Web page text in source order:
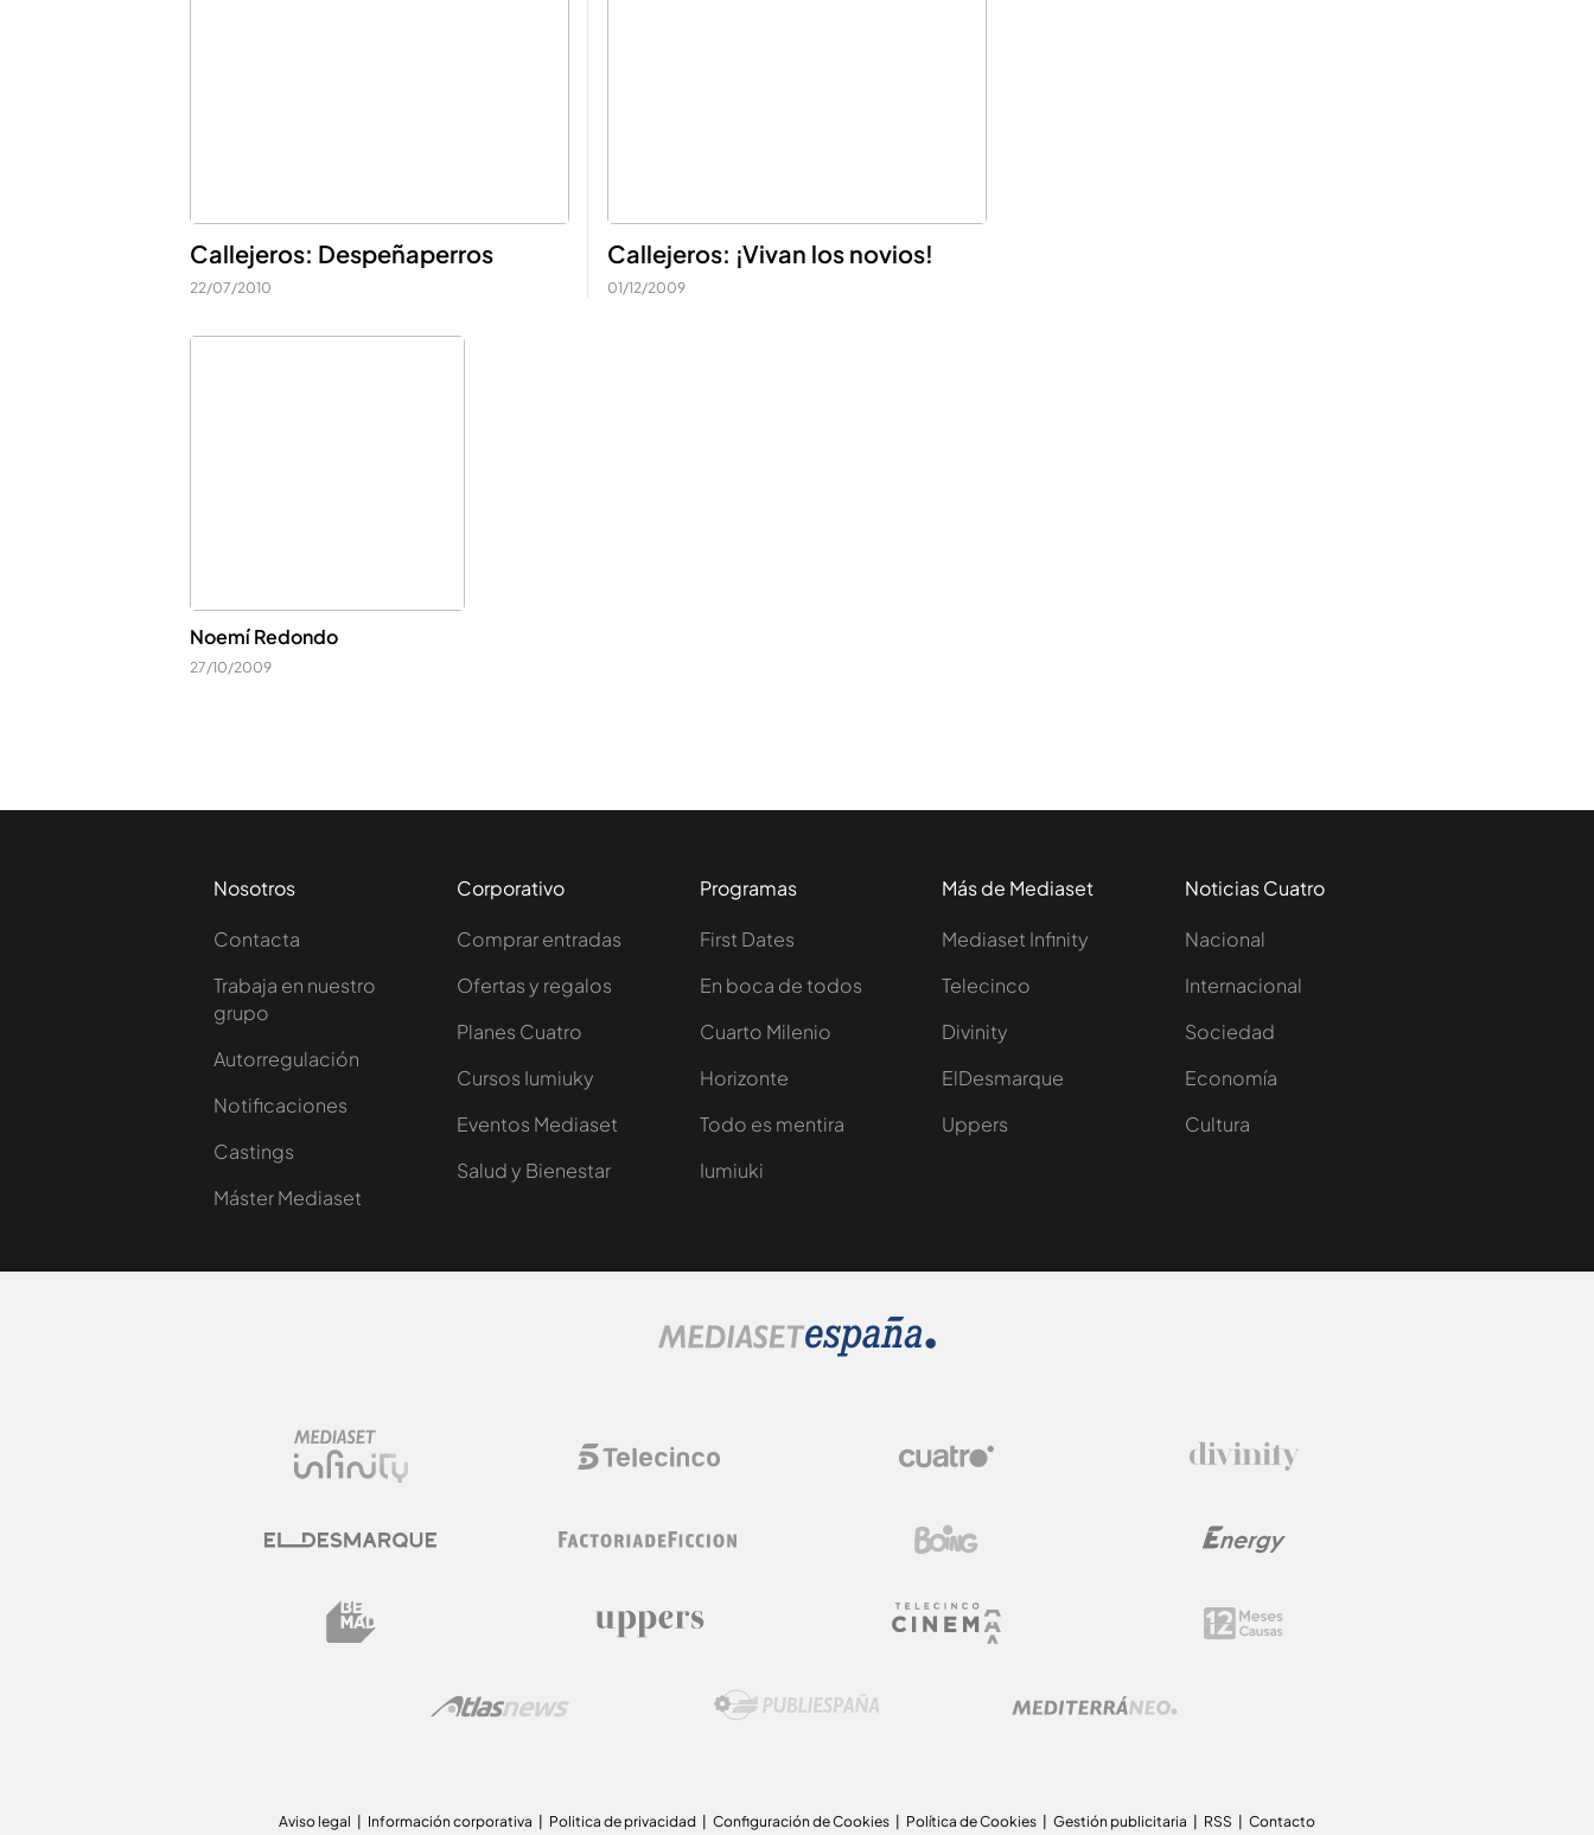
Callejeros: Despeñaperros
22/07/2010
Callejeros: ¡Vivan los novios!
01/12/2009
Noemí Redondo
27/10/2009
Nosotros
Contacta
Trabaja en nuestro
grupo
Autorregulación
Notificaciones
Castings
Máster Mediaset
Corporativo
Comprar entradas
Ofertas y regalos
Planes Cuatro
Cursos Iumiuky
Eventos Mediaset
Salud y Bienestar
Programas
First Dates
En boca de todos
Cuarto Milenio
Horizonte
Todo es mentira
Iumiuki
Más de Mediaset
Mediaset Infinity
Telecinco
Divinity
ElDesmarque
Uppers
Noticias Cuatro
Nacional
Internacional
Sociedad
Economía
Cultura
Aviso legal Información corporativa Politica de privacidad Configuración de Cookies Política de Cookies Gestión publicitaria RSS Contacto